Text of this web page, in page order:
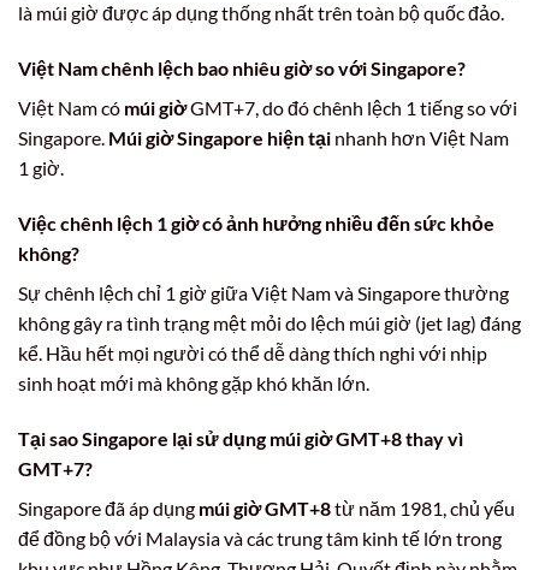
là múi giờ được áp dụng thống nhất trên toàn bộ quốc đảo.
Việt Nam chênh lệch bao nhiêu giờ so với Singapore?
Việt Nam có múi giờGMT+7, do đó chênh lệch 1 tiếng so với
Singapore. Múi giờ Singapore hiện tại nhanh hơn Việt Nam
1 giờ.
Việc chênh lệch 1 giờ có ảnh hưởng nhiều đến sức khỏe
không?
Sự chênh lệch chỉ 1 giờ giữa Việt Nam và Singapore thường
không gây ra tình trạng mệt mỏi do lệch múi giờ (jet lag) đáng
kể. Hầu hết mọi người có thể dễ dàng thích nghi với nhịp
sinh hoạt mới mà không gặp khó khăn lớn.
Tại sao Singapore lại sử dụng múi giờ GMT+8 thay vì
GMT+7?
Singapore đã áp dụng múi giờ GMT+8từ năm 1981, chủ yếu
để đồng bộ với Malaysia và các trung tâm kinh tế lớn trong